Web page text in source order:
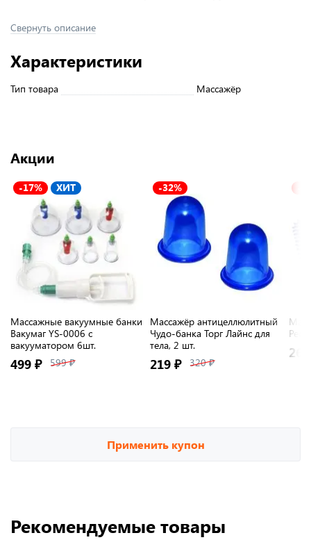
Свернуть описание
Характеристики
Тип товара Массажёр
Акции
-17% ХИТ
Массажные вакуумные банки
Вакумаг YS-0006 с
вакууматором 6шт.
499 ₽ 599 ₽
-32%
Массажёр антицеллюлитный
Чудо-банка Торг Лайнс для
тела, 2 шт.
219 ₽ 320 ₽
Применить купон
Рекомендуемые товары